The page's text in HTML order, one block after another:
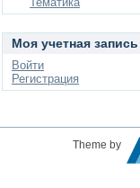
Моя учетная запись
Войти
Регистрация
Theme by